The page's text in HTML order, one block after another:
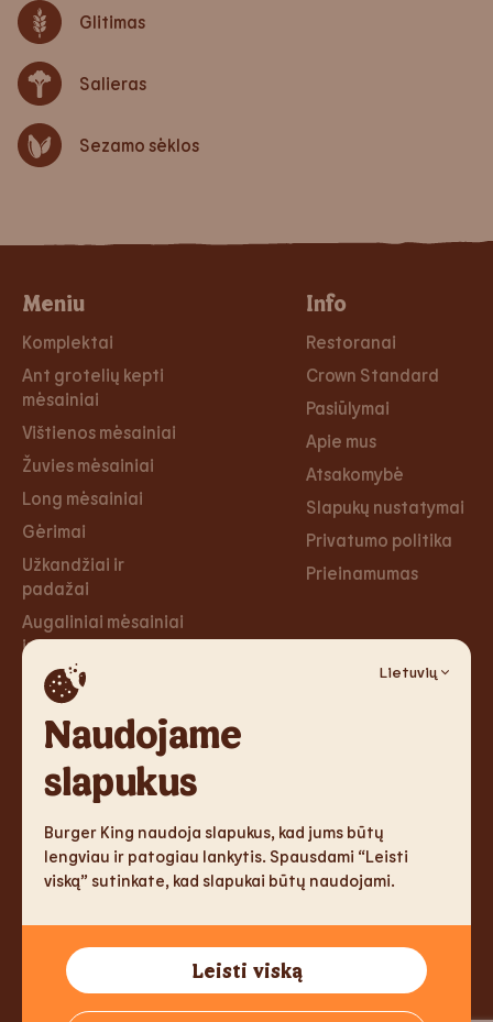
Naudojame
slapukus
Lietuvių
Burger King naudoja slapukus, kad jums būtų
lengviau ir patogiau lankytis. Spausdami “Leisti
viską” sutinkate, kad slapukai būtų naudojami.
Leisti viską
Glitimas
Salieras
Sezamo sėklos
Meniu
Komplektai
Ant grotelių kepti
mėsainiai
Vištienos mėsainiai
Žuvies mėsainiai
Long mėsainiai
Gėrimai
Užkandžiai ir
padažai
Augaliniai mėsainiai
ir tortilijos
Desertai
Info
Restoranai
Crown Standard
Pasiūlymai
Apie mus
Atsakomybė
Slapukų nustatymai
Privatumo politika
Prieinamumas
Karjera
Karjera
Instagram
TM & Copyright 2026 Burger King Corporation. All rights
reserved.
Tallink Fast Food Lithuania UAB, Reg.nr. 305333905, J. Jasinskio